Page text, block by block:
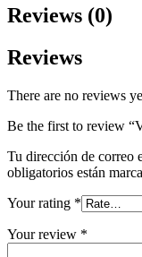
Reviews (0)
Reviews
There are no reviews
Be the first to review
Tu dirección de correo
obligatorios están
Your rating *
Your review *